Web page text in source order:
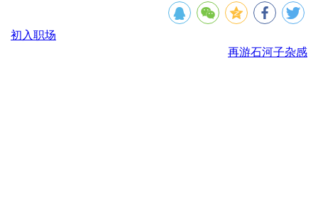
初入职场
再游石河子杂感